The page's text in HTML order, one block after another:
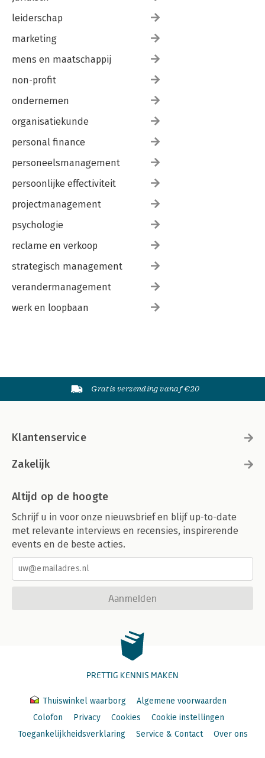
leiderschap
marketing
mens en maatschappij
non-profit
ondernemen
organisatiekunde
personal finance
personeelsmanagement
persoonlijke effectiviteit
projectmanagement
psychologie
reclame en verkoop
strategisch management
verandermanagement
werk en loopbaan
Gratis verzending vanaf €20
Klantenservice
Zakelijk
Altijd op de hoogte
Schrijf u in voor onze nieuwsbrief en blijf up-to-date
met relevante interviews en recensies, inspirerende
events en de beste acties.
Aanmelden
PRETTIG KENNIS MAKEN
Thuiswinkel waarborg
Algemene voorwaarden
Colofon
Privacy Cookies
Cookie instellingen
Toegankelijkheidsverklaring
Service & Contact Over ons